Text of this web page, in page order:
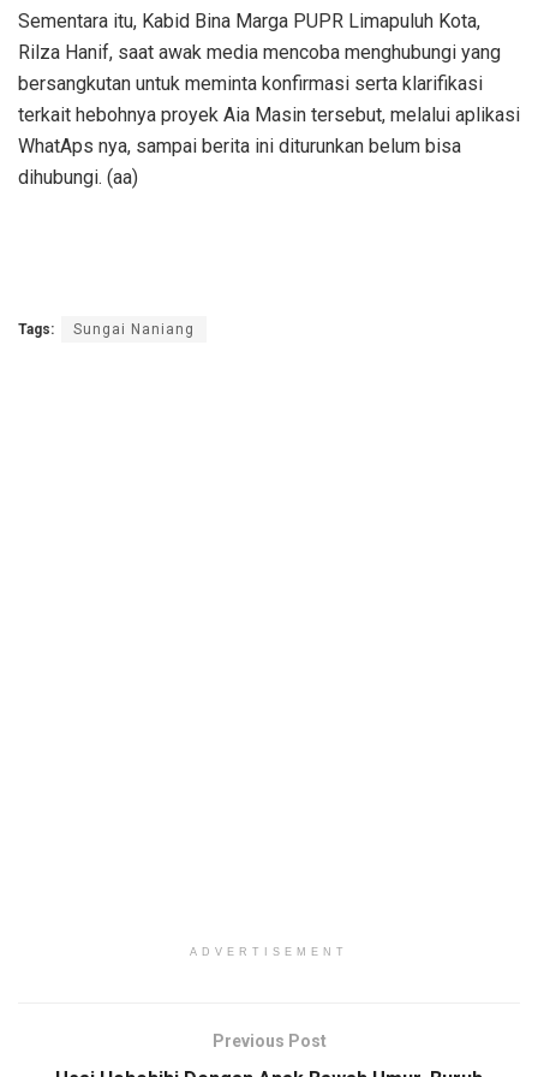
Sementara itu, Kabid Bina Marga PUPR Limapuluh Kota,
Rilza Hanif, saat awak media mencoba menghubungi yang
bersangkutan untuk meminta konfirmasi serta klarifikasi
terkait hebohnya proyek Aia Masin tersebut, melalui aplikasi
WhatAps nya, sampai berita ini diturunkan belum bisa
dihubungi. (aa)
Tags: Sungai Naniang
ADVERTISEMENT
Previous Post